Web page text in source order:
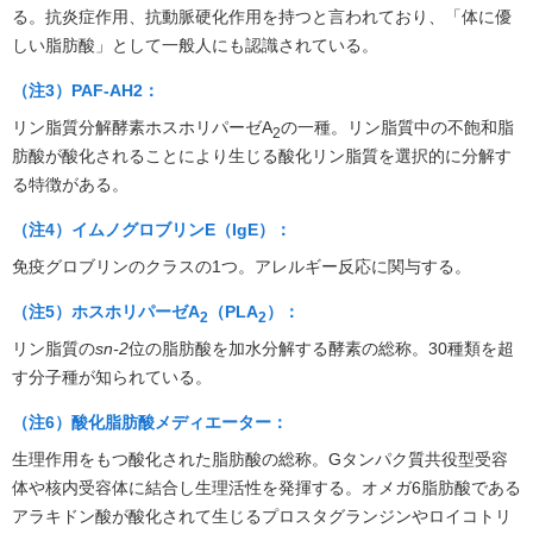
る。抗炎症作用、抗動脈硬化作用を持つと言われており、「体に優
しい脂肪酸」として一般人にも認識されている。
（注3）PAF-AH2：
リン脂質分解酵素ホスホリパーゼA2の一種。リン脂質中の不飽和脂
肪酸が酸化されることにより生じる酸化リン脂質を選択的に分解す
る特徴がある。
（注4）イムノグロブリンE（IgE）：
免疫グロブリンのクラスの1つ。アレルギー反応に関与する。
（注5）ホスホリパーゼA2 （PLA2）：
リン脂質のsn-2位の脂肪酸を加水分解する酵素の総称。30種類を超
す分子種が知られている。
（注6）酸化脂肪酸メディエーター：
生理作用をもつ酸化された脂肪酸の総称。Gタンパク質共役型受容
体や核内受容体に結合し生理活性を発揮する。オメガ6脂肪酸である
アラキドン酸が酸化されて生じるプロスタグランジンやロイコトリ